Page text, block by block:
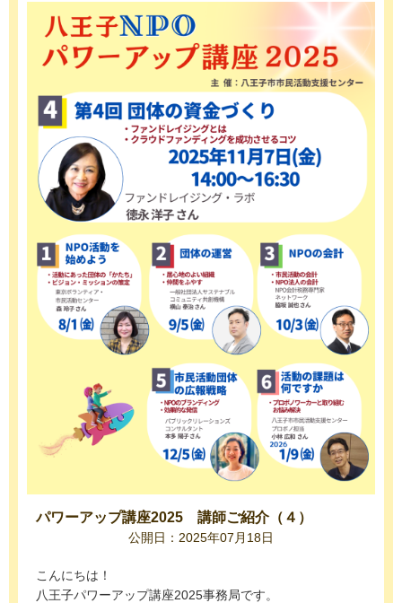
パワーアップ講座2025 講師ご紹介（４）
公開日：2025年07月18日
こんにちは！
八王子パワーアップ講座2025事務局です。